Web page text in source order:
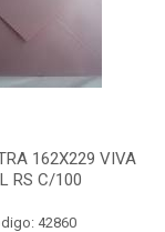
162X229 VIVA
RS C/100
42860